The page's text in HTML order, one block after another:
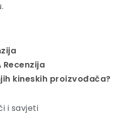
Recenzija
kineskih proizvođača?
i savjeti